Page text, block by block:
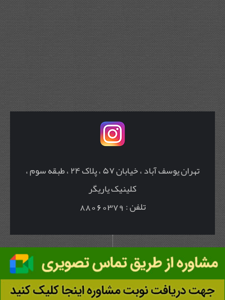
تهران یوسف آباد ، خیابان ۵۷ ، پلاک ۲۴ ، طبقه سوم ،
کلینیک یاریگر
تلفن : 88060379
طراحی و راه اندازی وب سایت : گروه نرم افزاری پزشک آنلاین